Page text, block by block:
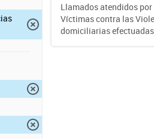
Llamados atendidos
Víctimas contra las
domiciliarias